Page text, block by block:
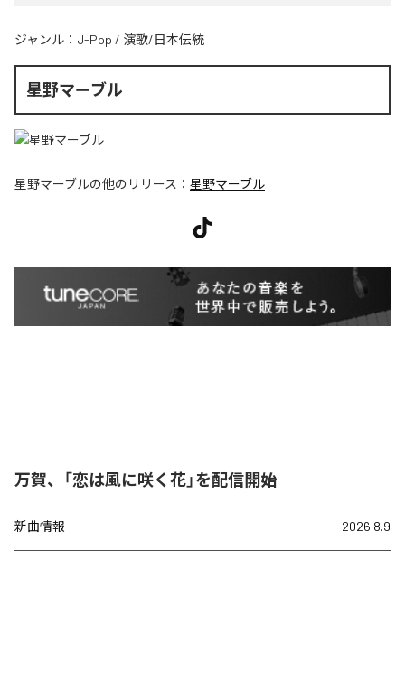
ジャンル： J-Pop / 演歌/日本伝統
星野マーブル
星野マーブルの他のリリース： 星野マーブル
万賀、「恋は風に咲く花」を配信開始
新曲情報 2026.8.9